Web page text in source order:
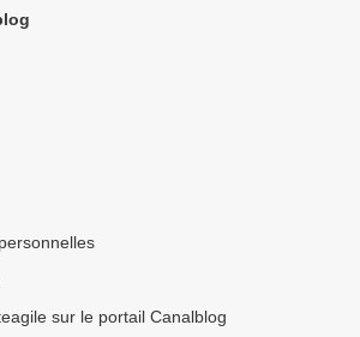
sur le portail Canalblog